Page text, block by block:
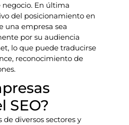
En última
del posicionamiento en
una empresa sea
por su audiencia
lo que puede traducirse
reconocimiento de
SEO?
de diversos sectores y